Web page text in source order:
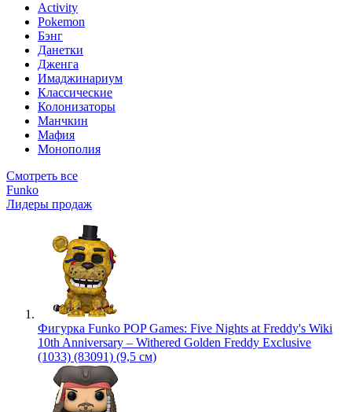
Activity
Pokemon
Бэнг
Данетки
Дженга
Имаджинариум
Классические
Колонизаторы
Манчкин
Мафия
Монополия
Смотреть все
Funko
Лидеры продаж
Фигурка Funko POP Games: Five Nights at Freddy's Wiki
10th Anniversary – Withered Golden Freddy Exclusive
(1033) (83091) (9,5 см)